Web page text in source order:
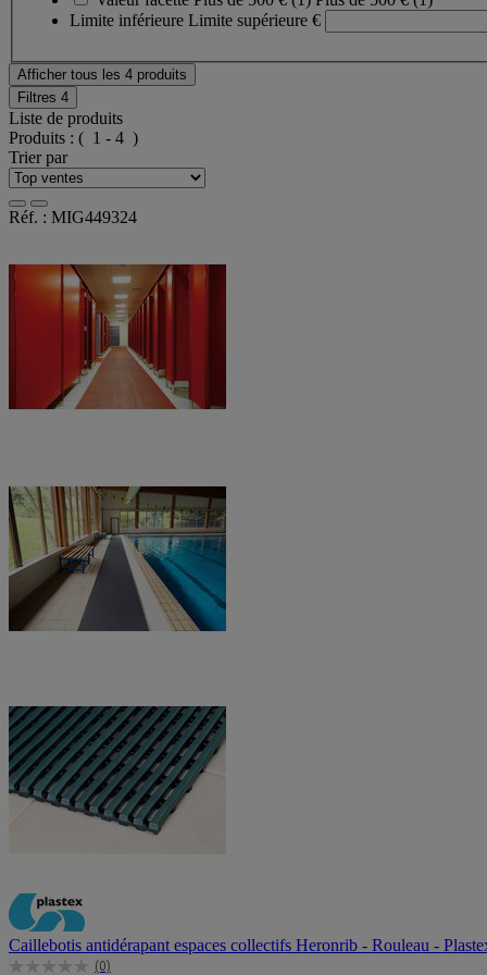
Limite inférieure Limite supérieure €
Afficher tous les 4 produits
Filtres 4
Liste de produits
Produits : ( 1 - 4 )
Trier par
Réf. : MIG449324
Caillebotis antidérapant espaces collectifs Heronrib - Rouleau -
(0)